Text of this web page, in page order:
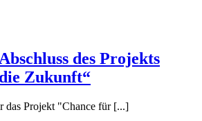
des Projekts
Zukunft“
das Projekt "Chance für [...]